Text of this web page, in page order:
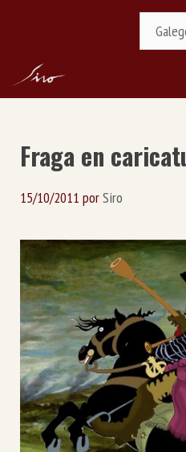
Fraga en
15/10/2011 porSiro